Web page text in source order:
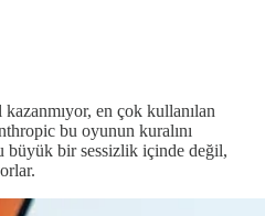
en çok kullanılan
bu oyunun kuralını
büyük bir sessizlik içinde değil,